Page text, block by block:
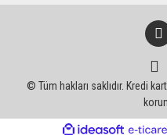
© Tüm hakları saklıdır. Kredi
ideasoft